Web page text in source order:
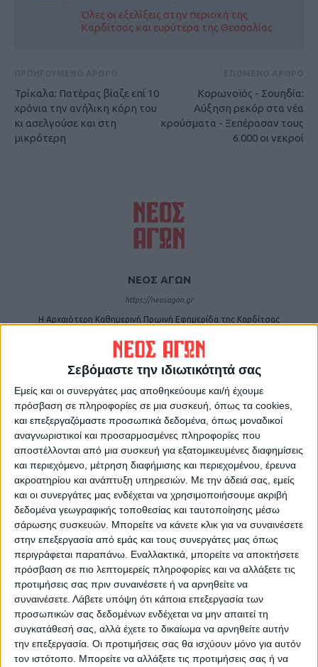
Σεβόμαστε την ιδιωτικότητά σας
Εμείς και οι συνεργάτες μας αποθηκεύουμε και/ή έχουμε
πρόσβαση σε πληροφορίες σε μια συσκευή, όπως τα cookies,
και επεξεργαζόμαστε προσωπικά δεδομένα, όπως μοναδικοί
αναγνωριστικοί και προσαρμοσμένες πληροφορίες που
αποστέλλονται από μια συσκευή για εξατομικευμένες διαφημίσεις
και περιεχόμενο, μέτρηση διαφήμισης και περιεχομένου, έρευνα
ακροατηρίου και ανάπτυξη υπηρεσιών. Με την άδειά σας, εμείς
και οι συνεργάτες μας ενδέχεται να χρησιμοποιήσουμε ακριβή
δεδομένα γεωγραφικής τοποθεσίας και ταυτοποίησης μέσω
σάρωσης συσκευών. Μπορείτε να κάνετε κλικ για να συναινέσετε
στην επεξεργασία από εμάς και τους συνεργάτες μας όπως
περιγράφεται παραπάνω. Εναλλακτικά, μπορείτε να αποκτήσετε
πρόσβαση σε πιο λεπτομερείς πληροφορίες και να αλλάξετε τις
προτιμήσεις σας πριν συναινέσετε ή να αρνηθείτε να
συναινέσετε. Λάβετε υπόψη ότι κάποια επεξεργασία των
προσωπικών σας δεδομένων ενδέχεται να μην απαιτεί τη
συγκατάθεσή σας, αλλά έχετε το δικαίωμα να αρνηθείτε αυτήν
την επεξεργασία. Οι προτιμήσεις σας θα ισχύουν μόνο για αυτόν
τον ιστότοπο. Μπορείτε να αλλάξετε τις προτιμήσεις σας ή να
Όλες οι εξελίξεις στην περιοχή της
Καρδίτσας και ευρύτερα της Θεσσαλίας
Τρίκαλα: Πατέρας βίαζε επί 10
χρόνια την ανήλικη κόρη του
κι ασελγούσε και στη
μικρότερη
Κορωνοϊός - Σουηδία:
Αύξηση ρεκόρ στα νέα
κρούσματα - Ξεπέρασαν τους
6.000 οι νεκροί
ΝΕΟΣ ΑΓΩΝ
https://neosagon.gr
Η Αρχαιότερη Καθημερινή Πρωινή Εφημερίδα της Καρδίτσας
ΠΑΡΟΜΟΙΑ ΑΡΘΡΑ
VIDEO ΤΗΣ ΘΕΣΣΑΛΙΑΣ
Ρήξη στις λαϊκές αγορές